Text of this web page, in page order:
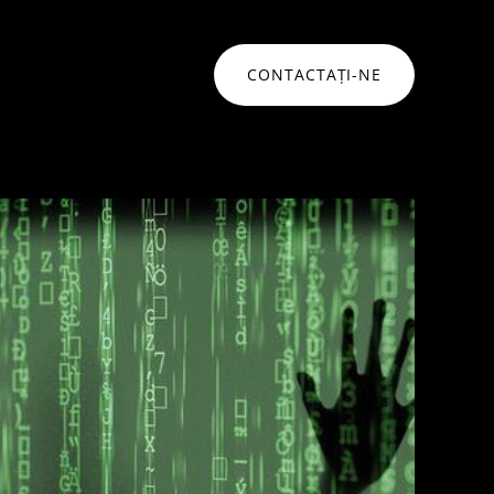
Networking • Monitorizare
Networking
Monitorizare infrastructura
Monitorizare aplicatii
Service Desk
Soluții networking
strategică pentru a naviga
securității cibernetice și
digitale
mai mult
CONTACTAȚI-NE